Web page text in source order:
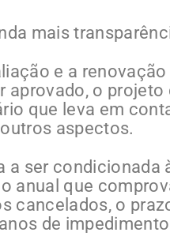
mais
e a
aprovado, o
que leva em
aspectos.
a ser condicionada
anual que
cancelados, o
de